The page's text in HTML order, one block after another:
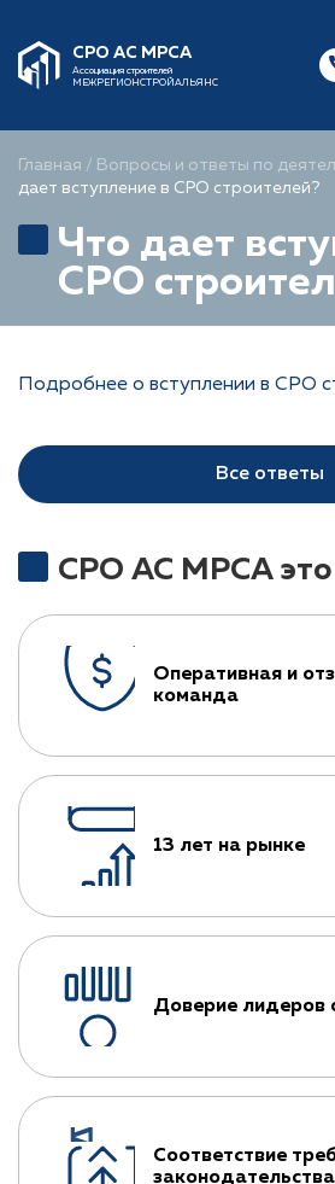
СРО АС МРСА
Ассоциация строителей
МЕЖРЕГИОНСТРОЙАЛЬЯНС
Главная / Вопросы и ответы по
дает вступление в СРО строителей?
Что дает
СРО
Подробнее о вступлении в СРО
Все ответы
СРО АС МРСА это
Оперативная и
команда
13 лет на рынке
Доверие лидеров
Соответствие